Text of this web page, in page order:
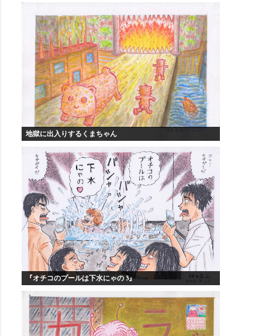
地獄に出入りするくまちゃん
『オチコのプールは下水にゃの 3』